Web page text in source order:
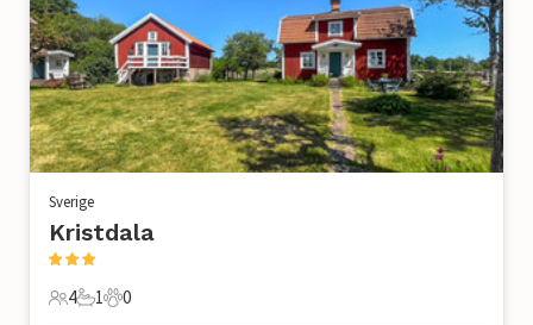
Sverige
Kristdala
4 Gjester
4
1 Bad
1
0 Kjæledyr
0